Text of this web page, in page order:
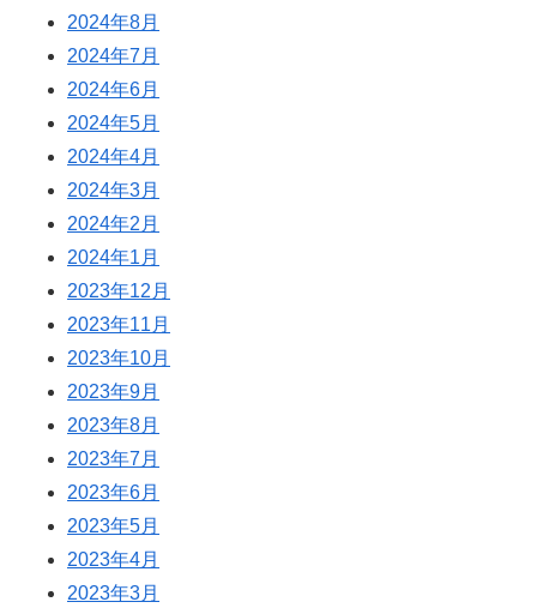
2024年8月
2024年7月
2024年6月
2024年5月
2024年4月
2024年3月
2024年2月
2024年1月
2023年12月
2023年11月
2023年10月
2023年9月
2023年8月
2023年7月
2023年6月
2023年5月
2023年4月
2023年3月